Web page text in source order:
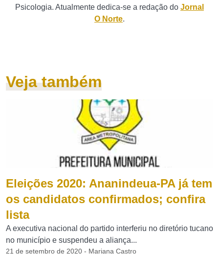
Psicologia. Atualmente dedica-se a redação do Jornal
O Norte.
Veja também
Eleições 2020: Ananindeua-PA já tem
os candidatos confirmados; confira
lista
A executiva nacional do partido interferiu no diretório tucano
no município e suspendeu a aliança...
21 de setembro de 2020 - Mariana Castro